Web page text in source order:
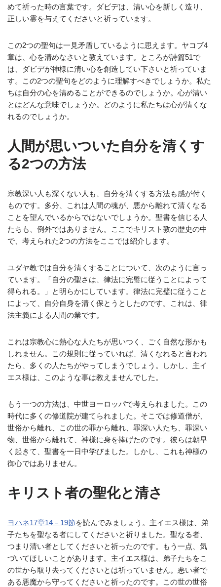
めて祈った時の言葉です。ダビデは、清い心を新しく造り、
正しい霊を与えてくださいと祈っています。
この2つの聖句は一見矛盾しているように思えます。ヤコブ4
章は、心を清めなさいと教えています。ところが詩篇51で
は、ダビデが神様に清い心を創造してい下さいと祈っていま
す。この2つの聖句をどのように理解すべきでしょうか。私た
ちは自分の心を清めることができるのでしょうか。心が清い
とはどんな意味でしょうか。どのように私たちは心が清くな
れるのでしょうか。
人間が思いついた自分を清くす
る2つの方法
宗教深い人も深くない人も、自分を清くする方法も感が付く
ものです。多分、これは人間の魂が、悪から離れて清くなる
ことを望んでいるからではないでしょうか。聖書を信じる人
たちも、例外ではありません。ここでキリスト教の歴史の中
で、考えられた2つの方法をここでは紹介します。
ユダヤ教では自分を清くすることについて、次のように言っ
ています。「自分の聖さは、律法に完璧に従うことによって
得られる。」と明らかにしています。律法に完璧に従うこと
によって、自分自身を清く保とうとしたのです。これは、律
法主義による人間の業です。
これは宗教心に熱心な人たちが思いつく、ごく自然な形かも
しれません。この規則に従っていれば、清くなれると言われ
たら、多くの人たちがやってしまうでしょう。しかし、主イ
エス様は、このような事は教えませんでした。
もう一つの方法は、中世ヨーロッパで考えられました。この
時代に多くの修道院が建てられました。そこでは修道僧が、
世俗から離れ、この世の罪から離れ、罪深い人たち、罪深い
物、世俗から離れて、神様に身を捧げたのです。彼らは朝早
く起きて、聖書を一日中学びました。しかし、これも神様の
御心ではありません。
キリスト者の聖化と清さ
ヨハネ17章14－19節を読んでみましょう。主イエス様は、弟
子たちを聖なる者にしてくださいと祈りました。聖なる者、
つまり清い者としてくださいと祈ったのです。もう一点、気
づいてほしいことがあります。主イエス様は、弟子たちをこ
の世から取り去ってくださいとは祈っていません。悪い者で
ある悪魔から守ってくださいと祈ったのです。この世の世俗